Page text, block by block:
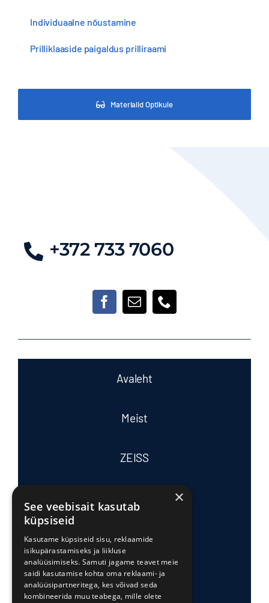
Individuaalne nõustamine
Prilliklaaside paigaldus prilliraami
Materialid Optikule
+372 733 7060
Avaleht
Meist
ZEISS
Tooted ja teenused
Edasimüüjad
×
See veebisait kasutab
küpsiseid
Kasutame küpsiseid sisu, reklaamide
isikupärastamiseks ja liikluse
analüüsimiseks. Samuti jagame teavet meie
saidi kasutamise kohta oma reklaami- ja
analüüsipartneritega, kes võivad seda
kombineerida muu teabega, mille olete